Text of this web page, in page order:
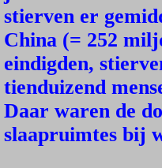
stierven er
China (= 252
eindigden,
tienduizend
Daar waren de
slaapruimtes bij